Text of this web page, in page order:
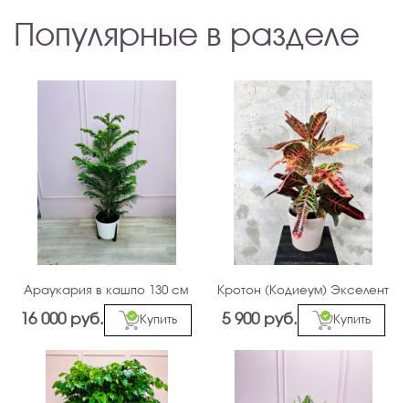
Популярные в разделе
Араукария в кашпо 130 см
16 000 руб. Купить
Кротон (Кодиеум) Экселент
5 900 руб. Купить